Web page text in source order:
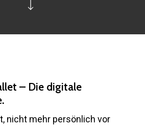
– Die digitale
nicht mehr persönlich vor